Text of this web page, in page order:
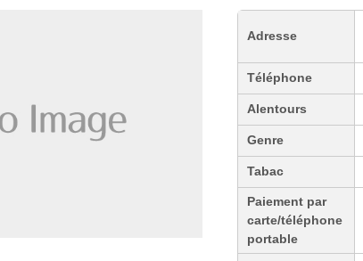
Adresse
Téléphone
Alentours
Genre
Tabac
Paiement par
carte/téléphone
portable